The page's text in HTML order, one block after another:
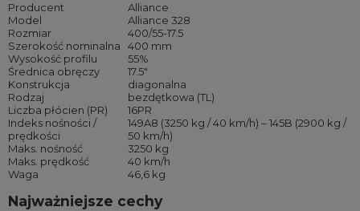
Producent
Alliance
Model
Alliance 328
Rozmiar
400/55-17.5
Szerokość nominalna
400 mm
Wysokość profilu
55%
Średnica obręczy
17.5″
Konstrukcja
diagonalna
Rodzaj
bezdętkowa (TL)
Liczba płócien (PR)
16PR
Indeks nośności /
prędkości
149A8 (3250 kg / 40 km/h) – 145B (2900 kg /
50 km/h)
Maks. nośność
3250 kg
Maks. prędkość
40 km/h
Waga
46,6 kg
Najważniejsze cechy